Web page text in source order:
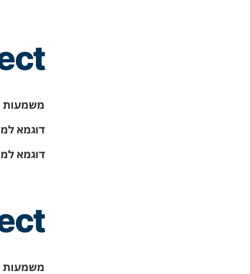
משמעות
דוגמא
דוגמא
משמעות